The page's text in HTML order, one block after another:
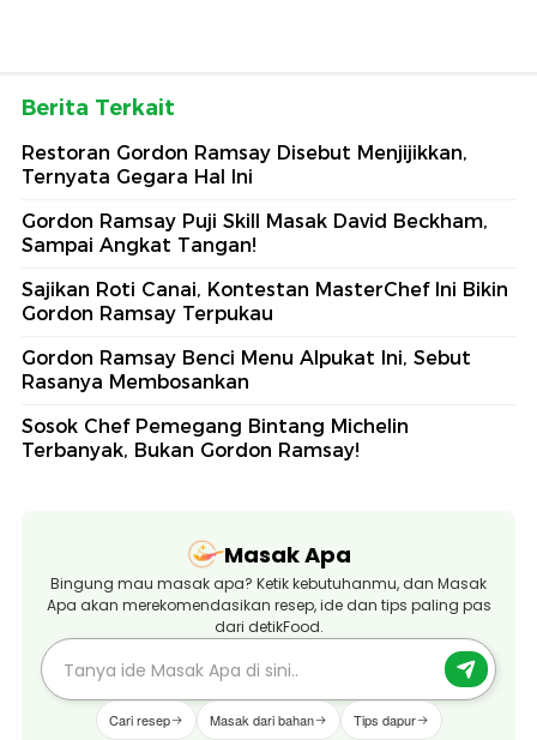
Berita Terkait
Restoran Gordon Ramsay Disebut Menjijikkan,
Ternyata Gegara Hal Ini
Gordon Ramsay Puji Skill Masak David Beckham,
Sampai Angkat Tangan!
Sajikan Roti Canai, Kontestan MasterChef Ini Bikin
Gordon Ramsay Terpukau
Gordon Ramsay Benci Menu Alpukat Ini, Sebut
Rasanya Membosankan
Sosok Chef Pemegang Bintang Michelin
Terbanyak, Bukan Gordon Ramsay!
Masak Apa
Bingung mau masak apa? Ketik kebutuhanmu, dan Masak
Apa akan merekomendasikan resep, ide dan tips paling pas
dari detikFood.
Cari resep Masak dari bahan Tips dapur